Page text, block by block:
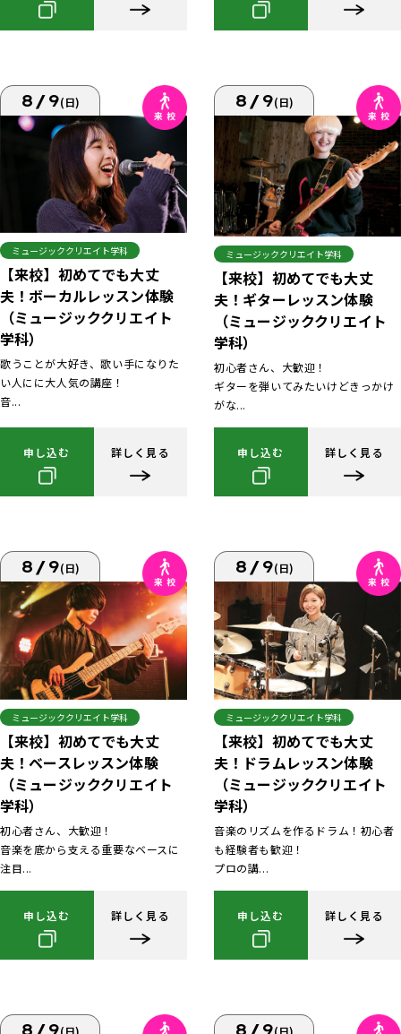
8/9(日)
ミュージッククリエイト学科
【来校】初めてでも大丈
夫！ボーカルレッスン体験
（ミュージッククリエイト
学科）
歌うことが大好き、歌い手になりた
い人にに大人気の講座！
音...
申し込む 詳しく見る
8/9(日)
ミュージッククリエイト学科
【来校】初めてでも大丈
夫！ギターレッスン体験
（ミュージッククリエイト
学科）
初心者さん、大歓迎！
ギターを弾いてみたいけどきっかけ
がな...
申し込む 詳しく見る
8/9(日)
ミュージッククリエイト学科
【来校】初めてでも大丈
夫！ベースレッスン体験
（ミュージッククリエイト
学科）
初心者さん、大歓迎！
音楽を底から支える重要なベースに
注目...
申し込む 詳しく見る
8/9(日)
ミュージッククリエイト学科
【来校】初めてでも大丈
夫！ドラムレッスン体験
（ミュージッククリエイト
学科）
音楽のリズムを作るドラム！初心者
も経験者も歓迎！
プロの講...
申し込む 詳しく見る
8/9(日) 8/9(日)